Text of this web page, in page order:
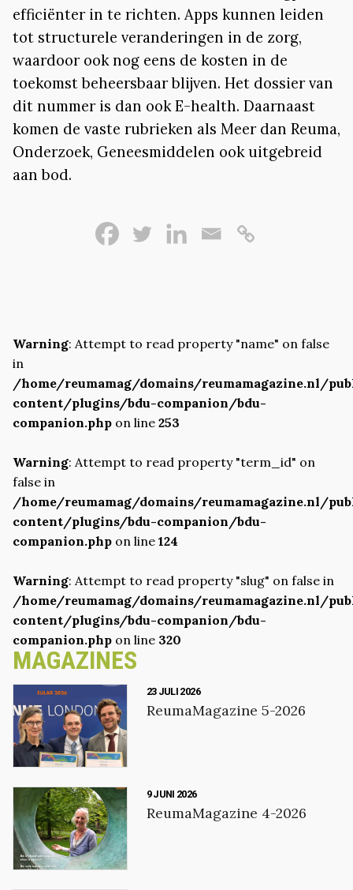
efficiënter in te richten. Apps kunnen leiden
tot structurele veranderingen in de zorg,
waardoor ook nog eens de kosten in de
toekomst beheersbaar blijven. Het dossier van
dit nummer is dan ook E-health. Daarnaast
komen de vaste rubrieken als Meer dan Reuma,
Onderzoek, Geneesmiddelen ook uitgebreid
aan bod.
Warning: Attempt to read property "name" on false
in
/home/reumamag/domains/reumamagazine.nl/
content/plugins/bdu-companion/bdu-
companion.php on line 253
Warning: Attempt to read property "term_id" on
false in
/home/reumamag/domains/reumamagazine.nl/
content/plugins/bdu-companion/bdu-
companion.php on line 124
Warning: Attempt to read property "slug" on false in
/home/reumamag/domains/reumamagazine.nl/
content/plugins/bdu-companion/bdu-
companion.php on line 320
MAGAZINES
23 JULI 2026
ReumaMagazine 5-2026
9 JUNI 2026
ReumaMagazine 4-2026